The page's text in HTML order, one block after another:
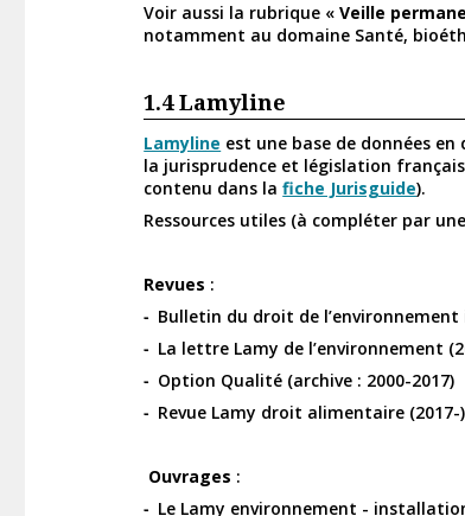
Voir aussi la rubrique «Veille
notamment au domaine Santé,
1.4Lamyline
Lamyline est une base de données
la jurisprudence et législation
contenu dans lafiche Jurisguide).
Ressources utiles (à compléter par
Revues :
Bulletin du droit de l’environnement
La lettre Lamy de l’environnement
Option Qualité (archive : 2000-2017)
Revue Lamy droit alimentaire (2017-)
Ouvrages :
Le Lamy environnement -